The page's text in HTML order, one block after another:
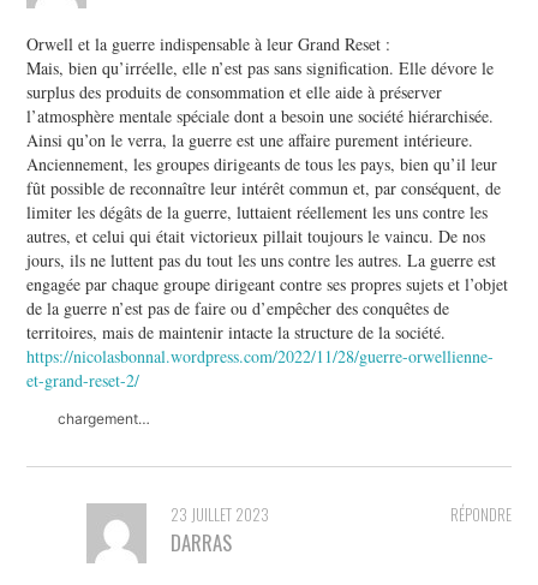
Orwell et la guerre indispensable à leur Grand Reset :
Mais, bien qu’irréelle, elle n’est pas sans signification. Elle dévore le
surplus des produits de consommation et elle aide à préserver
l’atmosphère mentale spéciale dont a besoin une société hiérarchisée.
Ainsi qu’on le verra, la guerre est une affaire purement intérieure.
Anciennement, les groupes dirigeants de tous les pays, bien qu’il leur
fût possible de reconnaître leur intérêt commun et, par conséquent, de
limiter les dégâts de la guerre, luttaient réellement les uns contre les
autres, et celui qui était victorieux pillait toujours le vaincu. De nos
jours, ils ne luttent pas du tout les uns contre les autres. La guerre est
engagée par chaque groupe dirigeant contre ses propres sujets et l’objet
de la guerre n’est pas de faire ou d’empêcher des conquêtes de
territoires, mais de maintenir intacte la structure de la société.
https://nicolasbonnal.wordpress.com/2022/11/28/guerre-orwellienne-
et-grand-reset-2/
chargement…
RÉPONDRE
23 JUILLET 2023
DARRAS